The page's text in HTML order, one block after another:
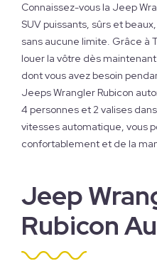
Connaissez-vous la Jeep
SUV puissants, sûrs et
sans aucune limite. Grâce à
louer la vôtre dès
dont vous avez besoin
Jeeps Wrangler Rubicon
4 personnes et 2 valises
vitesses automatique, vous
confortablement et de la
Jeep
Rubicon